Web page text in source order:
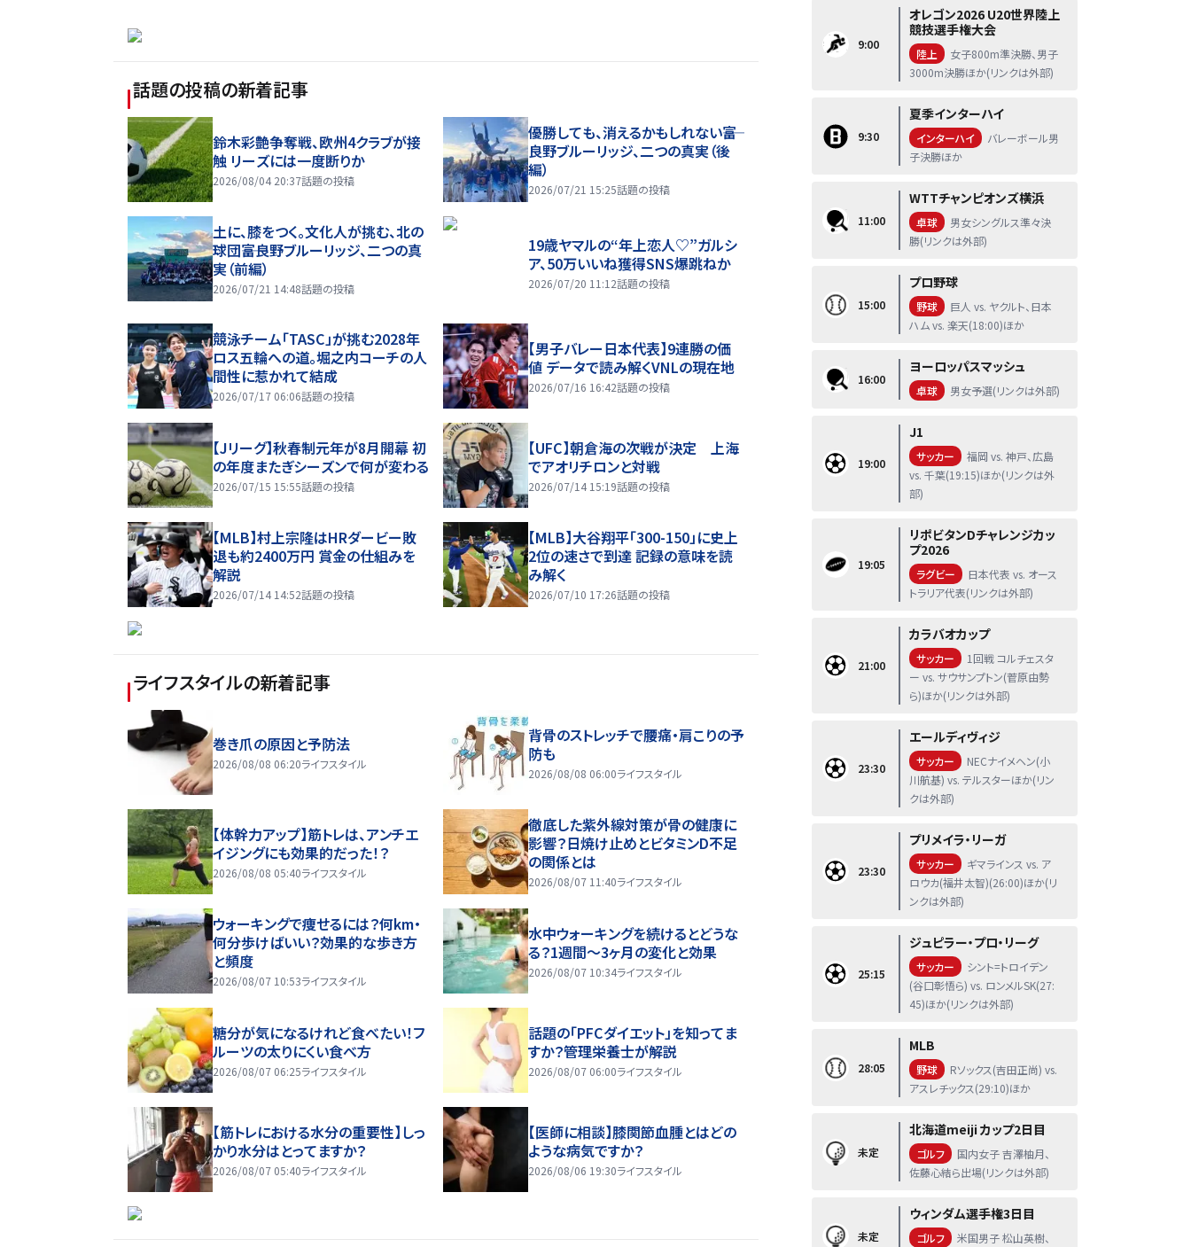
話題の投稿の新着記事
鈴木彩艶争奪戦、欧州4クラブが接
触 リーズには一度断りか
2026/08/04 20:37話題の投稿
優勝しても、消えるかもしれない――富
良野ブルーリッジ、二つの真実（後
編）
2026/07/21 15:25話題の投稿
土に、膝をつく。文化人が挑む、北の
球団――富良野ブルーリッジ、二つの真
実（前編）
2026/07/21 14:48話題の投稿
19歳ヤマルの“年上恋人♡”ガルシ
ア、50万いいね獲得SNS爆跳ねか
2026/07/20 11:12話題の投稿
競泳チーム「TASC」が挑む2028年
ロス五輪への道。堀之内コーチの人
間性に惹かれて結成
2026/07/17 06:06話題の投稿
【男子バレー日本代表】9連勝の価
値 データで読み解くVNLの現在地
2026/07/16 16:42話題の投稿
【Jリーグ】秋春制元年が8月開幕 初
の年度またぎシーズンで何が変わる
2026/07/15 15:55話題の投稿
【UFC】朝倉海の次戦が決定 上海
でアオリチロンと対戦
2026/07/14 15:19話題の投稿
【MLB】村上宗隆はHRダービー敗
退も約2400万円 賞金の仕組みを
解説
2026/07/14 14:52話題の投稿
【MLB】大谷翔平「300-150」に史上
2位の速さで到達 記録の意味を読
み解く
2026/07/10 17:26話題の投稿
ライフスタイルの新着記事
巻き爪の原因と予防法
2026/08/08 06:20ライフスタイル
背骨のストレッチで腰痛・肩こりの予
防も
2026/08/08 06:00ライフスタイル
【体幹力アップ】筋トレは、アンチエ
イジングにも効果的だった！？
2026/08/08 05:40ライフスタイル
徹底した紫外線対策が骨の健康に
影響？日焼け止めとビタミンD不足
の関係とは
2026/08/07 11:40ライフスタイル
ウォーキングで痩せるには？何km・
何分歩けばいい？効果的な歩き方
と頻度
2026/08/07 10:53ライフスタイル
水中ウォーキングを続けるとどうな
る？1週間～3ヶ月の変化と効果
2026/08/07 10:34ライフスタイル
糖分が気になるけれど食べたい！フ
ルーツの太りにくい食べ方
2026/08/07 06:25ライフスタイル
話題の「PFCダイエット」を知ってま
すか？管理栄養士が解説
2026/08/07 06:00ライフスタイル
【筋トレにおける水分の重要性】しっ
かり水分はとってますか？
2026/08/07 05:40ライフスタイル
【医師に相談】膝関節血腫とはどの
ような病気ですか？
2026/08/06 19:30ライフスタイル
9:00
オレゴン2026 U20世界陸上
競技選手権大会
陸上
女子800m準決勝、男子
3000m決勝ほか(リンクは外部)
9:30
夏季インターハイ
インターハイ
バレーボール男
子決勝ほか
11:00
WTTチャンピオンズ横浜
卓球
男女シングルス準々決
勝(リンクは外部)
15:00
プロ野球
野球
巨人 vs. ヤクルト、日本
ハム vs. 楽天(18:00)ほか
16:00
ヨーロッパスマッシュ
卓球 男女予選(リンクは外部)
19:00
J1
サッカー
福岡 vs. 神戸、広島
vs. 千葉(19:15)ほか(リンクは外
部)
19:05
リポビタンDチャレンジカッ
プ2026
ラグビー
日本代表 vs. オース
トラリア代表(リンクは外部)
21:00
カラバオカップ
サッカー
1回戦 コルチェスタ
ー vs. サウサンプトン(菅原由勢
ら)ほか(リンクは外部)
23:30
エールディヴィジ
サッカー
NECナイメヘン(小
川航基) vs. テルスターほか(リン
クは外部)
23:30
プリメイラ・リーガ
サッカー
ギマラインス vs. ア
ロウカ(福井太智)(26:00)ほか(リ
ンクは外部)
25:15
ジュピラー・プロ・リーグ
サッカー
シント=トロイデン
(谷口彰悟ら) vs. ロンメルSK(27:
45)ほか(リンクは外部)
28:05
MLB
野球
Rソックス(吉田正尚) vs.
アスレチックス(29:10)ほか
未定
北海道meiji カップ2日目
ゴルフ
国内女子 吉澤柚月、
佐藤心結ら出場(リンクは外部)
未定
ウィンダム選手権3日目
ゴルフ
米国男子 松山英樹、